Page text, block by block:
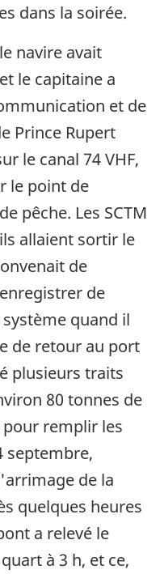
dans la soirée.
navire avait
le capitaine a
et de
Prince Rupert
le canal 74 VHF,
le point de
pêche. Les SCTM
allaient sortir le
de
de
quand il
de retour au port
plusieurs traits
80 tonnes de
remplir les
septembre,
de la
quelques heures
a relevé le
à 3 h, et ce,